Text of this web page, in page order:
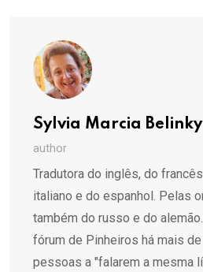
Sylvia Marcia Belinky
author
Tradutora do inglês, do
italiano e do espanhol. Pelas
também do russo e do
fórum de Pinheiros há mais
pessoas a "falarem a mesma